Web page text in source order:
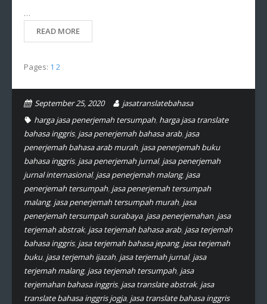
…
READ MORE
Pages: 1 2
September 25, 2020
jasatranslatebahasa
harga jasa penerjemah tersumpah, harga jasa translate
bahasa inggris, jasa penerjemah bahasa arab, jasa
penerjemah bahasa arab murah, jasa penerjemah buku
bahasa inggris, jasa penerjemah jurnal, jasa penerjemah
jurnal internasional, jasa penerjemah malang, jasa
penerjemah tersumpah, jasa penerjemah tersumpah
malang, jasa penerjemah tersumpah murah, jasa
penerjemah tersumpah surabaya, jasa penerjemahan, jasa
terjemah abstrak, jasa terjemah bahasa arab, jasa terjemah
bahasa inggris, jasa terjemah bahasa jepang, jasa terjemah
buku, jasa terjemah ijazah, jasa terjemah jurnal, jasa
terjemah malang, jasa terjemah tersumpah, jasa
terjemahan bahasa inggris, jasa translate abstrak, jasa
translate bahasa inggris jogja, jasa translate bahasa inggris